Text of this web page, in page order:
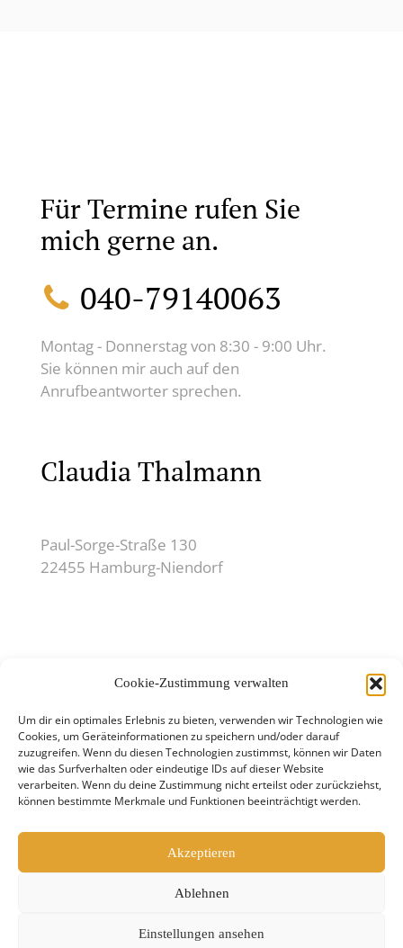
Cookie-Zustimmung verwalten
Um dir ein optimales Erlebnis zu bieten, verwenden wir Technologien wie
Cookies, um Geräteinformationen zu speichern und/oder darauf
zuzugreifen. Wenn du diesen Technologien zustimmst, können wir Daten
wie das Surfverhalten oder eindeutige IDs auf dieser Website
verarbeiten. Wenn du deine Zustimmung nicht erteilst oder zurückziehst,
können bestimmte Merkmale und Funktionen beeinträchtigt werden.
Akzeptieren
Ablehnen
Einstellungen ansehen
Für Termine rufen Sie
mich gerne an.
040-79140063
Montag - Donnerstag von 8:30 - 9:00 Uhr.
Sie können mir auch auf den
Anrufbeantworter sprechen.
Claudia Thalmann
Paul-Sorge-Straße 130
22455 Hamburg-Niendorf
Weiterführende Links
Impressum
Datenschutz
Design byÅW